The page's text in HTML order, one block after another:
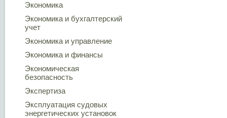
Экономика
Экономика и бухгалтерский
учет
Экономика и управление
Экономика и финансы
Экономическая
безопасность
Экспертиза
Эксплуатация судовых
энергетических установок